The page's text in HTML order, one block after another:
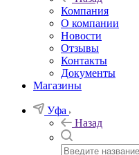
Компания
О компании
Новости
Отзывы
Контакты
Документы
Магазины
Уфа
Назад